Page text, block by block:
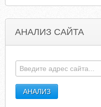
АНАЛИЗ САЙТА